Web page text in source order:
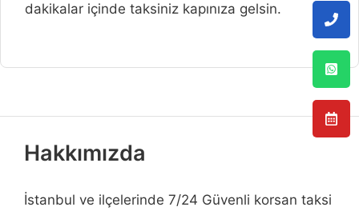
dakikalar içinde taksiniz kapınıza gelsin.
Hakkımızda
İstanbul ve ilçelerinde 7/24 Güvenli korsan taksi